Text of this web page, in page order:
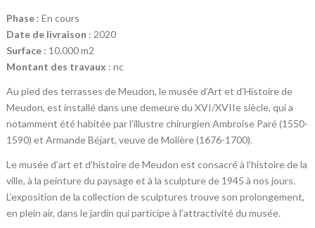
Phase: En cours
Date de livraison : 2020
Surface: 10.000 m2
Montant des travaux : nc
Au pied des terrasses de Meudon, le musée d’Art et d’Histoire de
Meudon, est installé dans une demeure du XVI/XVIIe siècle, qui a
notamment été habitée par l’illustre chirurgien Ambroise Paré (1550-
1590) et Armande Béjart, veuve de Molière (1676-1700).
Le musée d’art et d’histoire de Meudon est consacré à l’histoire de la
ville, à la peinture du paysage et à la sculpture de 1945 à nos jours.
L’exposition de la collection de sculptures trouve son prolongement,
en plein air, dans le jardin qui participe à l’attractivité du musée.